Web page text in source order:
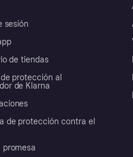
sesión
de tiendas
protección al
de Klarna
de protección contra el
promesa